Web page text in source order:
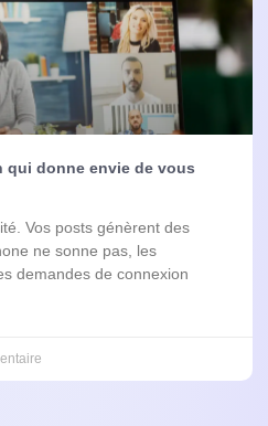
qui donne envie de vous
Vos posts génèrent des
ne sonne pas, les
demandes de connexion